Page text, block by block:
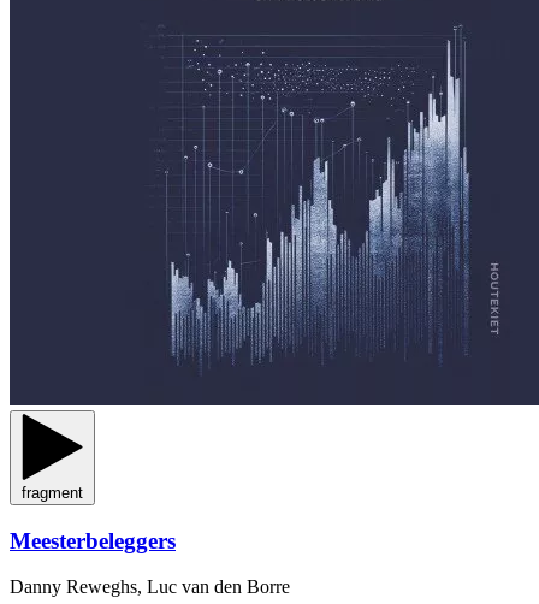
fragment
Meesterbeleggers
Danny Reweghs, Luc van den Borre